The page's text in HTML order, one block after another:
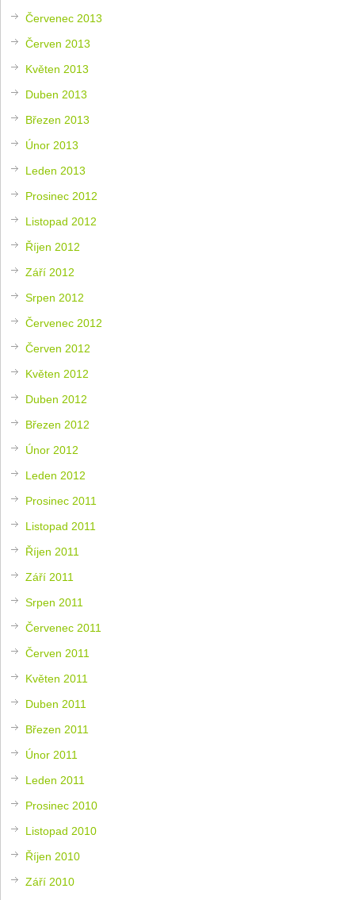
Červenec 2013
Červen 2013
Květen 2013
Duben 2013
Březen 2013
Únor 2013
Leden 2013
Prosinec 2012
Listopad 2012
Říjen 2012
Září 2012
Srpen 2012
Červenec 2012
Červen 2012
Květen 2012
Duben 2012
Březen 2012
Únor 2012
Leden 2012
Prosinec 2011
Listopad 2011
Říjen 2011
Září 2011
Srpen 2011
Červenec 2011
Červen 2011
Květen 2011
Duben 2011
Březen 2011
Únor 2011
Leden 2011
Prosinec 2010
Listopad 2010
Říjen 2010
Září 2010